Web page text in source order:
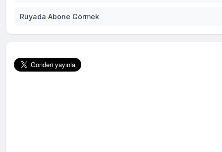
Rüyada Abone Görmek